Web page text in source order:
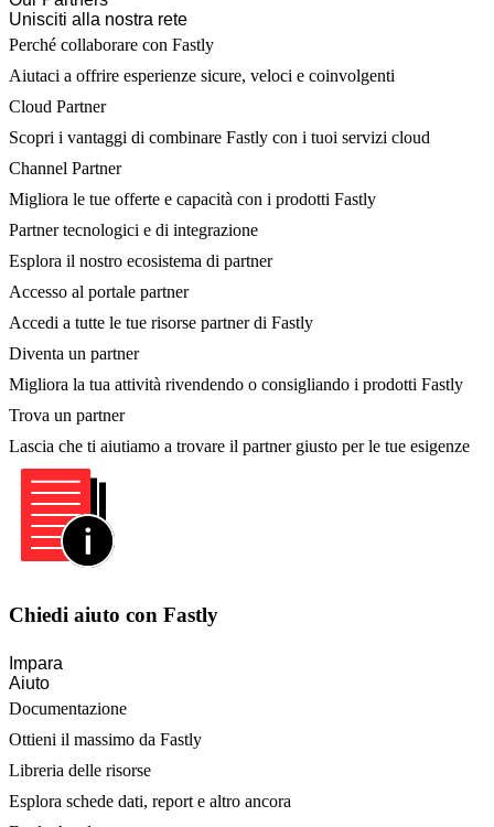
Unisciti alla nostra rete
Perché collaborare con Fastly
Aiutaci a offrire esperienze sicure, veloci e coinvolgenti
Cloud Partner
Scopri i vantaggi di combinare Fastly con i tuoi servizi cloud
Channel Partner
Migliora le tue offerte e capacità con i prodotti Fastly
Partner tecnologici e di integrazione
Esplora il nostro ecosistema di partner
Accesso al portale partner
Accedi a tutte le tue risorse partner di Fastly
Diventa un partner
Migliora la tua attività rivendendo o consigliando i prodotti Fastly
Trova un partner
Lascia che ti aiutiamo a trovare il partner giusto per le tue esigenze
Chiedi aiuto con Fastly
Impara
Aiuto
Documentazione
Ottieni il massimo da Fastly
Libreria delle risorse
Esplora schede dati, report e altro ancora